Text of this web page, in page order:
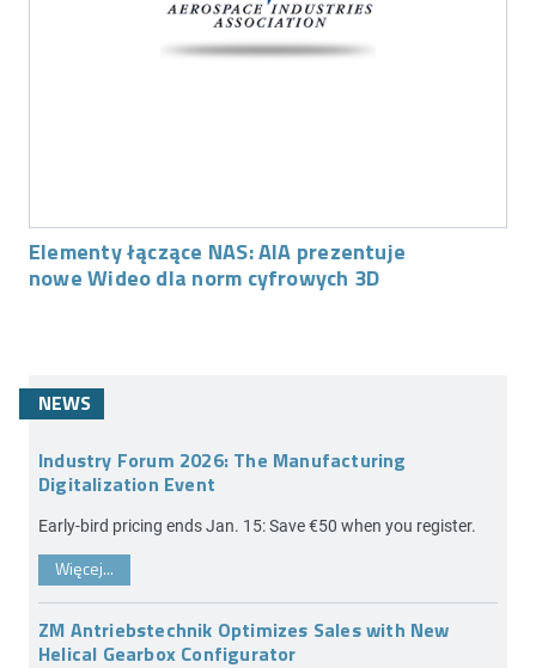
Elementy łączące NAS: AIA prezentuje
nowe Wideo dla norm cyfrowych 3D
NEWS
Industry Forum 2026: The Manufacturing
Digitalization Event
Early-bird pricing ends Jan. 15: Save €50 when you register.
Więcej...
ZM Antriebstechnik Optimizes Sales with New
Helical Gearbox Configurator